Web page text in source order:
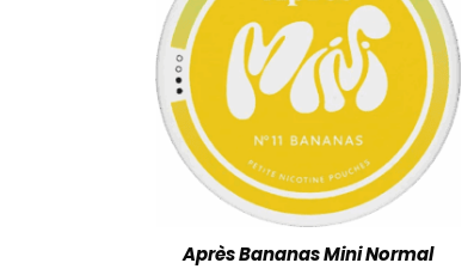
Après Bananas Mini Normal